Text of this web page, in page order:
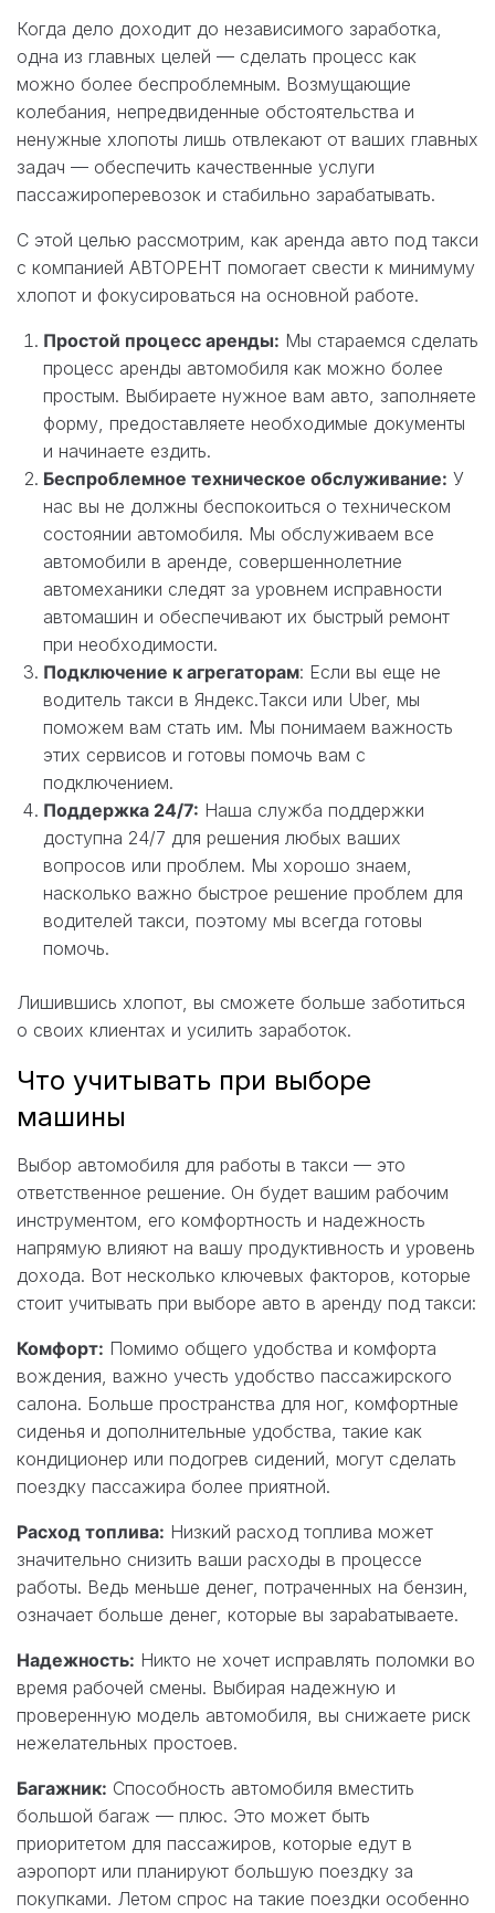
Когда дело доходит до независимого заработка,
одна из главных целей — сделать процесс как
можно более беспроблемным. Возмущающие
колебания, непредвиденные обстоятельства и
ненужные хлопоты лишь отвлекают от ваших главных
задач — обеспечить качественные услуги
пассажироперевозок и стабильно зарабатывать.
С этой целью рассмотрим, как аренда авто под такси
с компанией АВТОРЕНТ помогает свести к минимуму
хлопот и фокусироваться на основной работе.
Простой процесс аренды: Мы стараемся сделать
процесс аренды автомобиля как можно более
простым. Выбираете нужное вам авто, заполняете
форму, предоставляете необходимые документы
и начинаете ездить.
Беспроблемное техническое обслуживание: У
нас вы не должны беспокоиться о техническом
состоянии автомобиля. Мы обслуживаем все
автомобили в аренде, совершеннолетние
автомеханики следят за уровнем исправности
автомашин и обеспечивают их быстрый ремонт
при необходимости.
Подключение к агрегаторам: Если вы еще не
водитель такси в Яндекс.Такси или Uber, мы
поможем вам стать им. Мы понимаем важность
этих сервисов и готовы помочь вам с
подключением.
Поддержка 24/7: Наша служба поддержки
доступна 24/7 для решения любых ваших
вопросов или проблем. Мы хорошо знаем,
насколько важно быстрое решение проблем для
водителей такси, поэтому мы всегда готовы
помочь.
Лишившись хлопот, вы сможете больше заботиться
о своих клиентах и усилить заработок.
Что учитывать при выборе
машины
Выбор автомобиля для работы в такси — это
ответственное решение. Он будет вашим рабочим
инструментом, его комфортность и надежность
напрямую влияют на вашу продуктивность и уровень
дохода. Вот несколько ключевых факторов, которые
стоит учитывать при выборе авто в аренду под такси:
Комфорт: Помимо общего удобства и комфорта
вождения, важно учесть удобство пассажирского
салона. Больше пространства для ног, комфортные
сиденья и дополнительные удобства, такие как
кондиционер или подогрев сидений, могут сделать
поездку пассажира более приятной.
Расход топлива: Низкий расход топлива может
значительно снизить ваши расходы в процессе
работы. Ведь меньше денег, потраченных на бензин,
означает больше денег, которые вы зарabатываете.
Надежность: Никто не хочет исправлять поломки во
время рабочей смены. Выбирая надежную и
проверенную модель автомобиля, вы снижаете риск
нежелательных простоев.
Багажник: Способность автомобиля вместить
большой багаж — плюс. Это может быть
приоритетом для пассажиров, которые едут в
аэропорт или планируют большую поездку за
покупками. Летом спрос на такие поездки особенно